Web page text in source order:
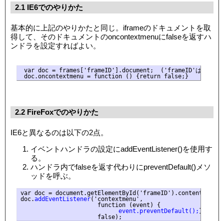
2.1 IE6でのやりかた
基本的に上記のやりかたと同じ。iframeのドキュメントを取
得して、そのドキュメントのoncontextmenuにfalseを返すハ
ンドラを設定すればよい。
var doc = frames['frameID'].document;  ('frameID'はiframe
doc.oncontextmenu = function () {return false;}
2.2 FireFoxでのやりかた
IE6と異なるのは以下の2点。
イベントハンドラの設定にaddEventListener()を使用す
る。
ハンドラ内でfalseを返す代わりにpreventDefault()メソ
ッドを呼ぶ。
var doc =
doc.addEventListener('contextmenu',
                      function (event) {
event.preventDefault(); },
                      false);